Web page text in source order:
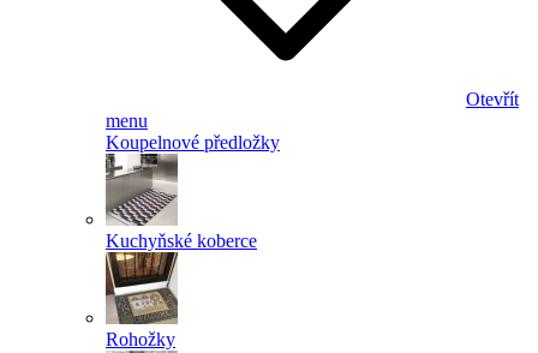
Otevřít
menu
Koupelnové předložky
Kuchyňské koberce
Rohožky